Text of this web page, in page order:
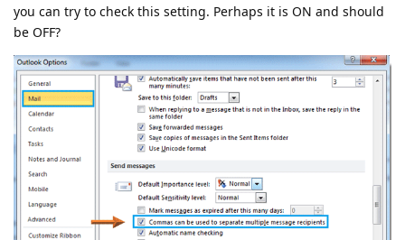
you can try to check this setting. Perhaps it is ON and should
be OFF?